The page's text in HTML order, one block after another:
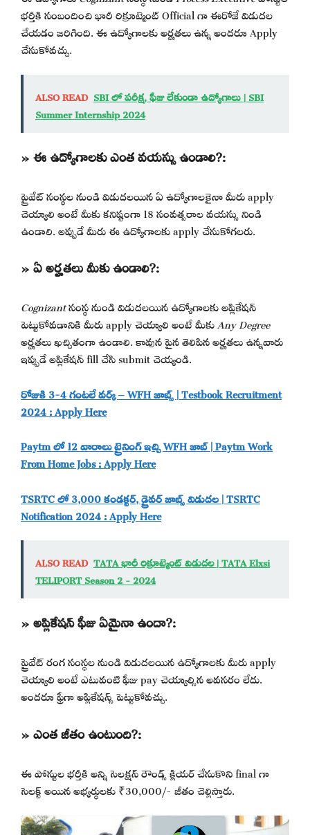
భర్తీకి సంబందించి భారీ రిక్రూట్మెంట్ Official గా ఈరోజే విడుదల
చేయడం జరిగింది. ఈ ఉద్యోగాలకు అర్హతలు ఉన్న అందరూ Apply
చేసుకోవచ్చు.
ALSO READ SBI లో పరీక్ష, ఫీజు లేకుండా ఉద్యోగాలు | SBI
Summer Internship 2024
» ఈ ఉద్యోగాలకు ఎంత వయస్సు ఉండాలి?:
ప్రైవేట్ సంస్థల నుండి విడుదలయిన ఏ ఉద్యోగాలకైనా మీరు apply
చెయ్యాలి అంటే మీకు కనిష్టంగా 18 సంవత్సరాల వయస్సు నిండి
ఉండాలి. అప్పుడే మీరు ఈ ఉద్యోగాలకు apply చేసుకోగలరు.
» ఏ అర్హతలు మీకు ఉండాలి?:
Cognizantసంస్థ నుండి విడుదలయిన ఉద్యోగాలకు అప్లికేషన్
పెట్టుకోవడానికి మీరు apply చెయ్యాలి అంటే మీకుAny Degree
అర్హతలు ఖచ్చితంగా ఉండాలి. కావున పైన తెలిపిన అర్హతలు ఉన్నవారు
ఇప్పుడే అప్లికేషన్ fill చేసి submit చెయ్యండి.
రోజుకి 3-4 గంటలే వర్క్ – WFH జాబ్స్ | Testbook Recruitment
2024 : Apply Here
Paytm లో 12 వారాలు ట్రైనింగ్ ఇచ్చి WFH జాబ్ | Paytm Work
From Home Jobs : Apply Here
TSRTC లో 3,000 కండక్టర్, డ్రైవర్ జాబ్స్ విడుదల | TSRTC
Notification 2024 : Apply Here
ALSO READ TATA భారీ రిక్రూట్మెంట్ విడుదల | TATA Elxsi
TELIPORT Season 2 - 2024
» అప్లికేషన్ ఫీజు ఏమైనా ఉందా?:
ప్రైవేట్ రంగ సంస్థల నుండి విడుదలయిన ఉద్యోగాలకు మీరు apply
చెయ్యాలి అంటే ఎటువంటి ఫీజు pay చెయ్యాల్సిన అవసరం లేదు.
అందరూ ఫ్రీగా అప్లికేషన్స్ పెట్టుకోవచ్చు.
» ఎంత జీతం ఉంటుంది?:
ఈ పోస్టుల భర్తీకి అన్ని సెలక్షన్ రౌండ్స్ క్లియర్ చేసుకొని final గా
సెలక్ట్ అయిన అభ్యర్థులకు ₹30,000/- జీతం చెల్లిస్తారు.